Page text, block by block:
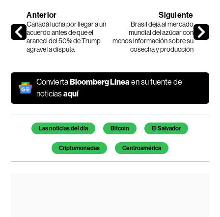
Anterior
Canadá lucha por llegar a un
acuerdo antes de que el
arancel del 50% de Trump
agrave la disputa
Siguiente
Brasil deja al mercado
mundial del azúcar con
menos información sobre su
cosecha y producción
ConviertaBloomberg Línea en su fuente de
noticiasaquí
Temas de este artículo
Las noticias del día Bitcoin El Salvador
Criptomonedas Centroamérica